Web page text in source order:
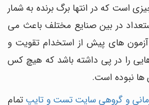
است که در انتها برگ برنده به شمار
در بین صنایع مختلف باعث می
های پیش از استخدام تقویت و
را در پی داشته باشد که هیچ کس
ها نبوده است.
و گروهی سایت تست و تایپ تمام